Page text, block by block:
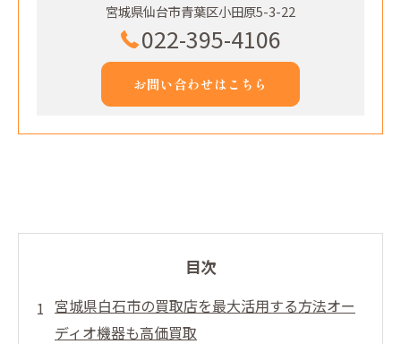
宮城県仙台市青葉区小田原5-3-22
022-395-4106
お問い合わせはこちら
目次
宮城県白石市の買取店を最大活用する方法オー
ディオ機器も高価買取